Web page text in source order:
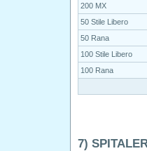
200 MX
50 Stile Libero
50 Rana
100 Stile Libero
100 Rana
7)